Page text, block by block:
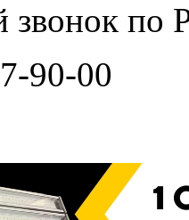
звонок по
90-00